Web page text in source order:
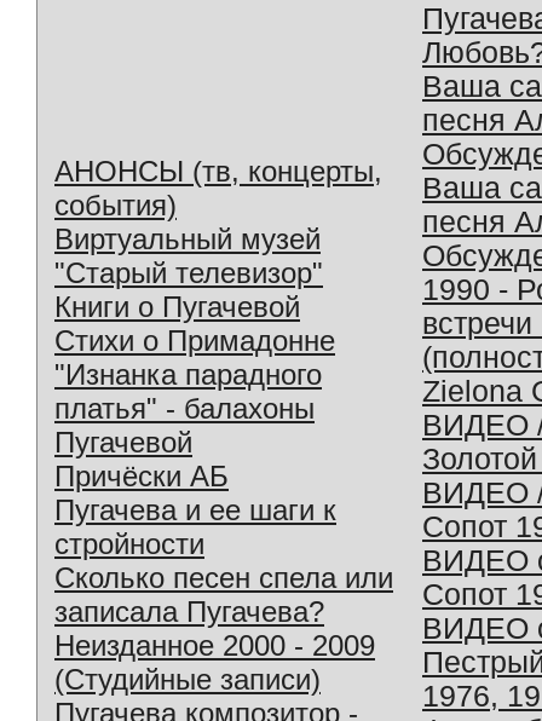
АНОНСЫ (тв, концерты,
события)
Виртуальный музей
"Старый телевизор"
Книги о Пугачевой
Стихи о Примадонне
"Изнанка парадного
платья" - балахоны
Пугачевой
Причёски АБ
Пугачева и ее шаги к
стройности
Сколько песен спела или
записала Пугачева?
Неизданное 2000 - 2009
(Студийные записи)
Пугачева композитор -
Ваша
песня
Ваша
песня
1990 -
Zielona
ВИДЕО
ВИДЕО
Сопот
ВИДЕО
Сопот
ВИДЕО
1976,